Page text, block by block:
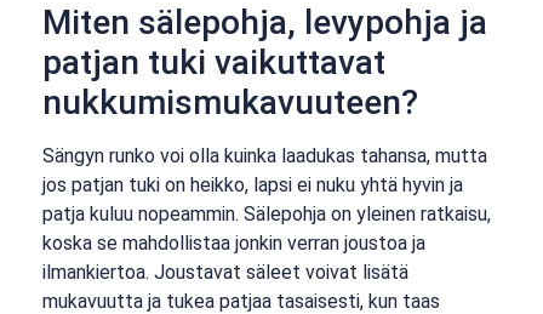
Miten sälepohja, levypohja ja
patjan tuki vaikuttavat
nukkumismukavuuteen?
Sängyn runko voi olla kuinka laadukas tahansa, mutta
jos patjan tuki on heikko, lapsi ei nuku yhtä hyvin ja
patja kuluu nopeammin. Sälepohja on yleinen ratkaisu,
koska se mahdollistaa jonkin verran joustoa ja
ilmankiertoa. Joustavat säleet voivat lisätä
mukavuutta ja tukea patjaa tasaisesti, kun taas